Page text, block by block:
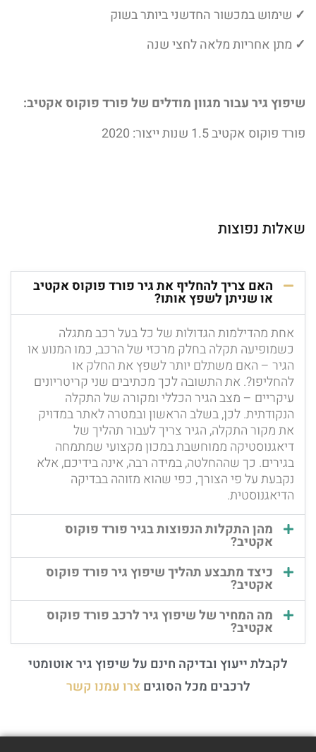
✓ שימוש במכשור החדשני ביותר בשוק
✓ מתן אחריות מלאה לחצי שנה
שיפוץ גיר עבור מגוון מודלים של פורד פוקוס אקטיב:
פורד פוקוס אקטיב 1.5 שנות ייצור: 2020
שאלות נפוצות
האם צריך להחליף את גיר פורד פוקוס אקטיב
או שניתן לשפץ אותו?
אחת מהדילמות הגדולות של כל בעל רכב מתגלה
כשמופיעה תקלה בחלק מרכזי של הרכב, כמו המנוע או
הגיר – האם משתלם יותר לשפץ את החלק או
להחליפו?. את התשובה לכך מכתיבים שני קריטריונים
עיקריים – מצב הגיר הכללי ומקורה של התקלה
הנקודתית. לכן, בשלב הראשון ובמטרה לאתר במדויק
את מקור התקלה, הגיר צריך לעבור תהליך של
דיאגנוסטיקה ממוחשבת במכון מקצועי שמתמחה
בגירים. כך שההחלטה, במידה רבה, אינה בידיכם, אלא
נקבעת על פי הצורך, כפי שהוא מזוהה בבדיקה
הדיאגנוסטית.
מהן התקלות הנפוצות בגיר פורד פוקוס
אקטיב?
כיצד מתבצע תהליך שיפוץ גיר פורד פוקוס
אקטיב?
מה המחיר של שיפוץ גיר לרכב פורד פוקוס
אקטיב?
לקבלת ייעוץ ובדיקה חינם על שיפוץ גיר אוטומטי
לרכבים מכל הסוגים צרו עמנו קשר